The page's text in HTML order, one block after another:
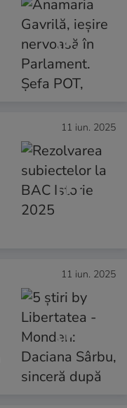
11 iun. 2025
11 iun. 2025